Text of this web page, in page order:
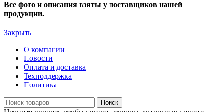
Все фото и описания взяты у поставщиков нашей
продукции.
Закрыть
О компании
Новости
Оплата и доставка
Техподдержка
Политика
Поиск